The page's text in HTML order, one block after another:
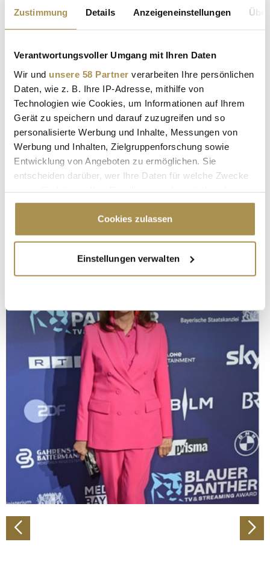
Zustimmung Details Anzeigeneinstellungen
Verantwortungsvoller Umgang mit Ihren Daten
Wir und unsere 58 Partner verarbeiten Ihre persönlichen
Daten, wie z. B. Ihre IP-Adresse, mithilfe von
Technologien wie Cookies, um Informationen auf Ihrem
Gerät zu speichern und darauf zuzugreifen und so
personalisierte Werbung und Inhalte, Messungen von
Werbung und Inhalten, Zielgruppenforschung sowie
Entwicklung von Angeboten zu ermöglichen. Sie
entscheiden darüber, wer Ihre Daten für welche Zwecke
Cookie-Erklärung oder durch Klicken auf das Privacy
Trigger Symbol ändern oder widerrufen
Informationen über Ihre geografische Lage
erfassen, welche bis auf einige Meter genau sein
bestimmten Merkmalen (Fingerprinting) identifizieren
Erfahren Sie mehr darüber, wie Ihre persönlichen Daten
verarbeitet werden, und legen Sie Ihre Präferenzen im
Abschnitt Einzelheitenfest.
Wir verwenden Cookies, um Inhalte und Anzeigen zu
personalisieren, Funktionen für soziale Medien anbieten
zu können und die Zugriffe auf unsere Website zu
analysieren. Außerdem geben wir Informationen zu Ihrer
Verwendung unserer Website an unsere Partner für
soziale Medien, Werbung und Analysen weiter. Unsere
Partner führen diese Informationen möglicherweise mit
weiteren Daten zusammen, die Sie ihnen bereitgestellt
gesammelt haben.
Cookies zulassen
Einstellungen verwalten